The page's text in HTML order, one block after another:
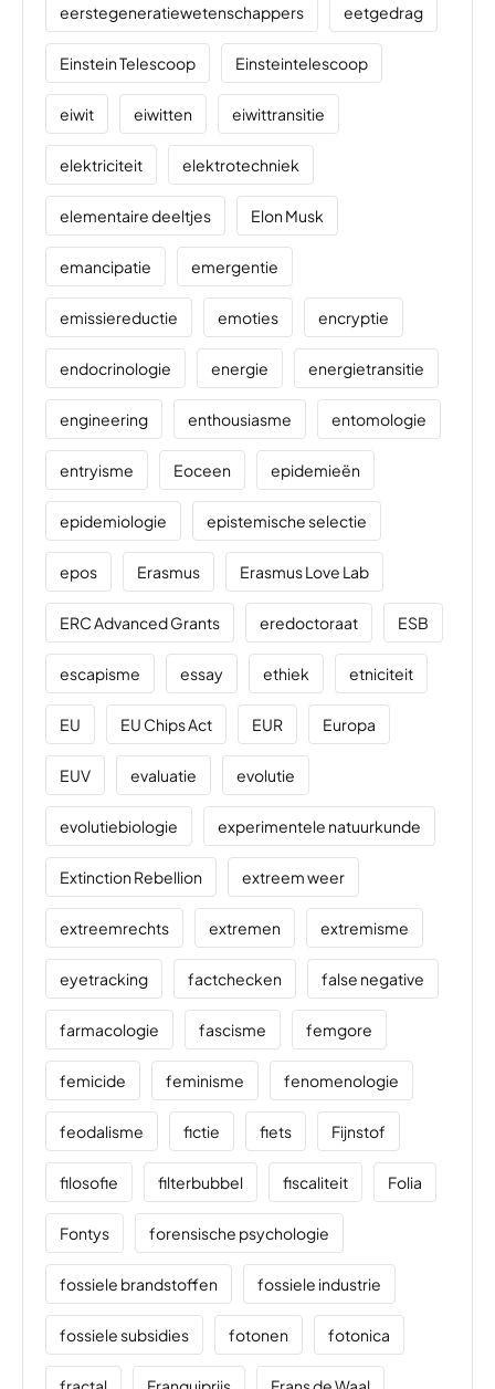
eerstegeneratiewetenschappers eetgedrag
Einstein Telescoop Einsteintelescoop
eiwit eiwitten eiwittransitie
elektriciteit elektrotechniek
elementaire deeltjes Elon Musk
emancipatie emergentie
emissiereductie emoties encryptie
endocrinologie energie energietransitie
engineering enthousiasme entomologie
entryisme Eoceen epidemieën
epidemiologie epistemische selectie
epos Erasmus Erasmus Love Lab
ERC Advanced Grants eredoctoraat ESB
escapisme essay ethiek etniciteit
EU EU Chips Act EUR Europa
EUV evaluatie evolutie
evolutiebiologie experimentele natuurkunde
Extinction Rebellion extreem weer
extreemrechts extremen extremisme
eyetracking factchecken false negative
farmacologie fascisme femgore
femicide feminisme fenomenologie
feodalisme fictie fiets Fijnstof
filosofie filterbubbel fiscaliteit Folia
Fontys forensische psychologie
fossiele brandstoffen fossiele industrie
fossiele subsidies fotonen fotonica